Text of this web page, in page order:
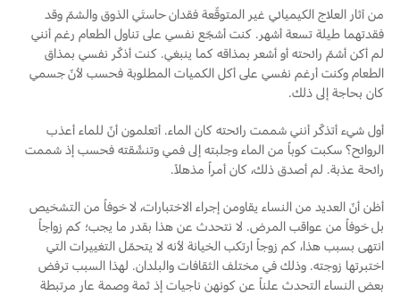
من آثار العلاج الكيميائي غير المتوقّعة فقدان حاستَي الذوق والشمّ وقد
فقدتهما طيلة تسعة أشهر. كنت أشجّع نفسي على تناول الطعام رغم أنني
لم أكن أشمّ رائحته أو أشعر بمذاقه كما ينبغي. كنت أذكّر نفسي بمذاق
الطعام وكنت أرغم نفسي على أكل الكميات المطلوبة فحسب لأنّ جسمي
كان بحاجة إلى ذلك.
أول شيء أتذكّر أنني شممت رائحته كان الماء. أتعلمون أنّ للماء أعذب
الروائح؟ سكبت كوباً من الماء وجلبته إلى فمي وتنشّقته فحسب إذ شممت
رائحة عذبة. لم أصدق ذلك، كان أمراً مذهلاً.
أظن أنّ العديد من النساء يقاومن إجراء الاختبارات، لا خوفاً من التشخيص
بل خوفاً من عواقب المرض. لا نتحدث عن هذا بقدر ما يجب؛ كم زواجاً
انتهى بسبب هذا، كم زوجاً ارتكب الخيانة لأنه لا يتحمّل التغييرات التي
اختبرتها زوجته. وذلك في مختلف الثقافات والبلدان. لهذا السبب ترفض
بعض النساء التحدث علناً عن كونهن ناجيات إذ ثمة وصمة عار مرتبطة